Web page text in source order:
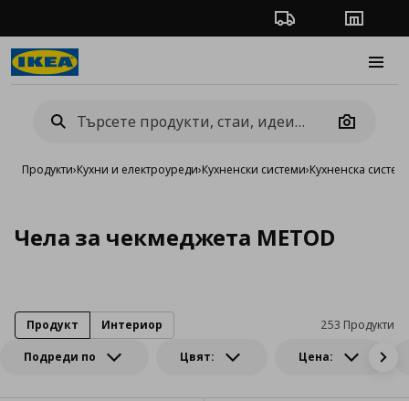
Проследяване на
Camera
Продукти›Кухни и електроуреди›Кухненски системи›Кухненска
Чела за чекмеджета METOD
Подреди по Цвят: Цена:
253 Продукти
Продукт Интериор